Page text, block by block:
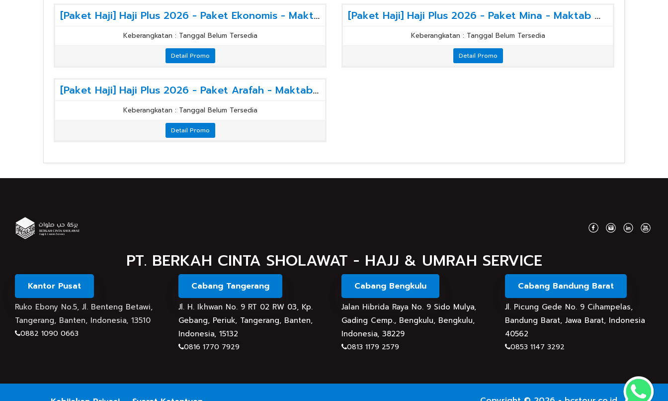
[Paket Haji] Haji Plus 2026 - Paket Ekonomis - Maktab Grade C
Keberangkatan : Tanggal Belum Tersedia
Detail Promo
[Paket Haji] Haji Plus 2026 - Paket Mina - Maktab ONH Plus
Keberangkatan : Tanggal Belum Tersedia
Detail Promo
[Paket Haji] Haji Plus 2026 - Paket Arafah - Maktab Armina VIP Grade A
Keberangkatan : Tanggal Belum Tersedia
Detail Promo
PT. BERKAH CINTA SHOLAWAT - HAJJ & UMRAH SERVICE
Kantor Pusat
Ruko Ebony No.5, Jl. Benteng Betawi,
Tangerang, Banten, Indonesia, 13510
0882 1090 0663
Cabang Tangerang
Jl. H. Ikhwan No. 9 RT 02 RW 03, Kp.
Gebang, Periuk, Tangerang, Banten,
Indonesia, 15132
0816 1770 7929
Cabang Bengkulu
Jalan Hibrida Raya No. 9 Sido Mulya,
Gading Cemp., Bengkulu, Bengkulu,
Indonesia, 38229
0813 1179 2579
Cabang Bandung Barat
Jl. Picung Gede No. 9 Cihampelas,
Bandung Barat, Jawa Barat, Indonesia
40562
0853 1147 3292